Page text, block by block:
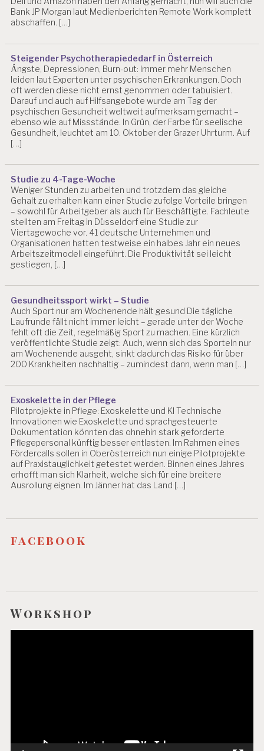
Bank JP Morgan laut Medienberichten Remote Work komplett
abschaffen. […]
Steigender Psychotherapiededarf in Österreich
Ängste, Depressionen, Burn-out: Immer mehr Menschen
leiden laut Experten unter psychischen Erkrankungen. Doch
oft werden diese nicht ernst genommen oder tabuisiert.
Darauf und auch auf Hilfsangebote wurde am Tag der
psychischen Gesundheit weltweit aufmerksam gemacht –
ebenso wie auf Missstände. In Grün, der Farbe für seelische
Gesundheit, leuchtet am 10. Oktober der Grazer Uhrturm. Auf
[…]
Studie zu 4-Tage-Woche
Weniger Stunden zu arbeiten und trotzdem das gleiche
Gehalt zu erhalten kann einer Studie zufolge Vorteile bringen
– sowohl für Arbeitgeber als auch für Beschäftigte. Fachleute
stellten am Freitag in Düsseldorf eine Studie zur
Viertagewoche vor. 41 deutsche Unternehmen und
Organisationen hatten testweise ein halbes Jahr ein neues
Arbeitszeitmodell eingeführt. Die Produktivität sei leicht
gestiegen, […]
Gesundheitssport wirkt – Studie
Auch Sport nur am Wochenende hält gesund Die tägliche
Laufrunde fällt nicht immer leicht – gerade unter der Woche
fehlt oft die Zeit, regelmäßig Sport zu machen. Eine kürzlich
veröffentlichte Studie zeigt: Auch, wenn sich das Sporteln nur
am Wochenende ausgeht, sinkt dadurch das Risiko für über
200 Krankheiten nachhaltig – zumindest dann, wenn man […]
Exoskelette in der Pflege
Pilotprojekte in Pflege: Exoskelette und KI Technische
Innovationen wie Exoskelette und sprachgesteuerte
Dokumentation könnten das ohnehin stark geforderte
Pflegepersonal künftig besser entlasten. Im Rahmen eines
Fördercalls sollen in Oberösterreich nun einige Pilotprojekte
auf Praxistauglichkeit getestet werden. Binnen eines Jahres
erhofft man sich Klarheit, welche sich für eine breitere
Ausrollung eignen. Im Jänner hat das Land […]
facebook
Workshop